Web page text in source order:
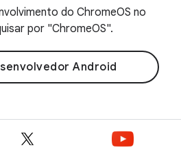
do ChromeOS no
por "ChromeOS".
Android